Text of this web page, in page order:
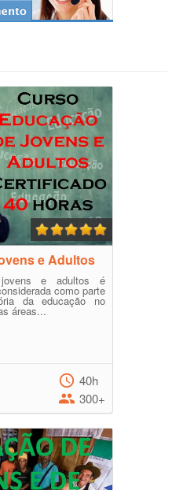
e Adultos
e adultos é
como parte
da educação no
áreas...
40h
300+